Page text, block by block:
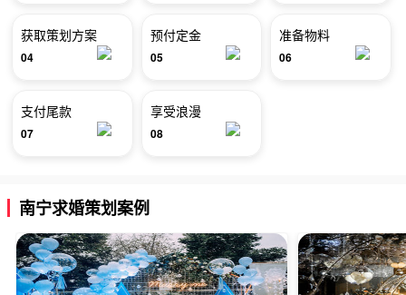
获取策划方案
04
预付定金
05
准备物料
06
支付尾款
07
享受浪漫
08
南宁求婚策划案例